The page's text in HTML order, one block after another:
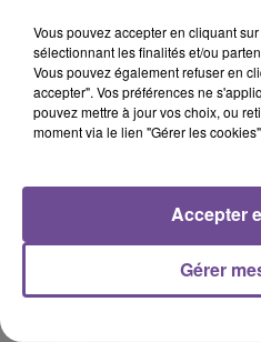
Interview FLASH FM durant le
Limoges 2021 (04/09/21)
développement)
dynamique de prévention et
d'informer le plus grand
pratiquer une activité régulière
Vous pouvez accepter en cliquant
sélectionnant les finalités et/ou
Vous pouvez également refuser en
accepter". Vos préférences ne
pouvez mettre à jour vos choix, ou
moment via le lien "Gérer les
Gérer
Accepter